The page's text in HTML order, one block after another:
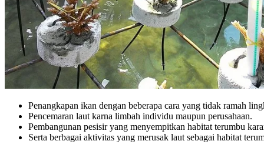
Penangkapan ikan dengan beberapa cara yang tidak ramah
Pencemaran laut karna limbah individu maupun perusahaan.
Pembangunan pesisir yang menyempitkan habitat terumbu
Serta berbagai aktivitas yang merusak laut sebagai habitat